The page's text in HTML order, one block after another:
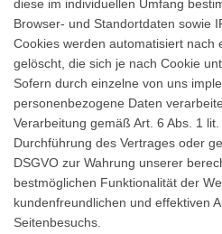
diese im individuellen Umfang
Browser- und Standortdaten sowie
Cookies werden automatisiert nach
gelöscht, die sich je nach Cookie
Sofern durch einzelne von uns
personenbezogene Daten
Verarbeitung gemäß Art. 6 Abs. 1
Durchführung des Vertrages oder
DSGVO zur Wahrung unserer
bestmöglichen Funktionalität der
kundenfreundlichen und effektiven
Seitenbesuchs.